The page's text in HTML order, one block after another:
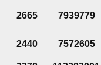
2665 7939779
2440 7572605